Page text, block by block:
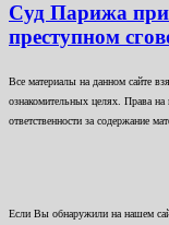
Суд Парижа
преступном
Все материалы на данном сайте
ознакомительных целях. Права
ответственности за содержание
Если Вы обнаружили на нашем